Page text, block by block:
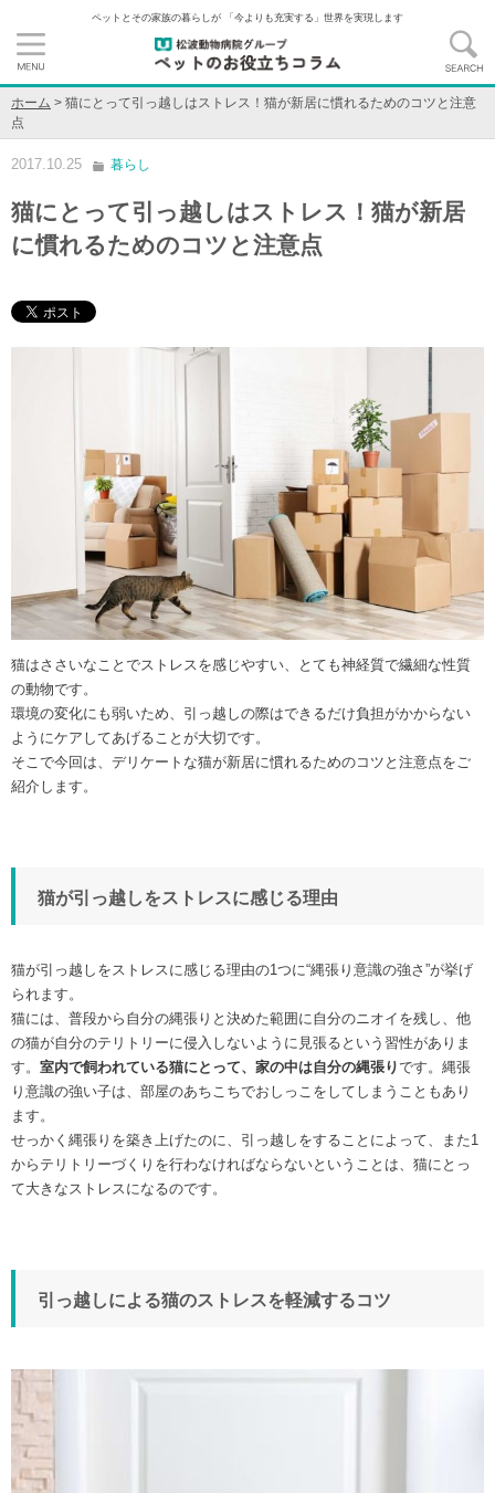
ペットとその家族の暮らしが 「今よりも充実する」世界を実現します
ホーム > 猫にとって引っ越しはストレス！猫が新居に慣れるためのコツと注意
点
2017.10.25 暮らし
猫にとって引っ越しはストレス！猫が新居
に慣れるためのコツと注意点
猫はささいなことでストレスを感じやすい、とても神経質で繊細な性質
の動物です。
環境の変化にも弱いため、引っ越しの際はできるだけ負担がかからない
ようにケアしてあげることが大切です。
そこで今回は、デリケートな猫が新居に慣れるためのコツと注意点をご
紹介します。
猫が引っ越しをストレスに感じる理由
猫が引っ越しをストレスに感じる理由の1つに“縄張り意識の強さ”が挙げ
られます。
猫には、普段から自分の縄張りと決めた範囲に自分のニオイを残し、他
の猫が自分のテリトリーに侵入しないように見張るという習性がありま
す。 室内で飼われている猫にとって、家の中は自分の縄張りです。縄張
り意識の強い子は、部屋のあちこちでおしっこをしてしまうこともあり
ます。
せっかく縄張りを築き上げたのに、引っ越しをすることによって、また1
からテリトリーづくりを行わなければならないということは、猫にとっ
て大きなストレスになるのです。
引っ越しによる猫のストレスを軽減するコツ